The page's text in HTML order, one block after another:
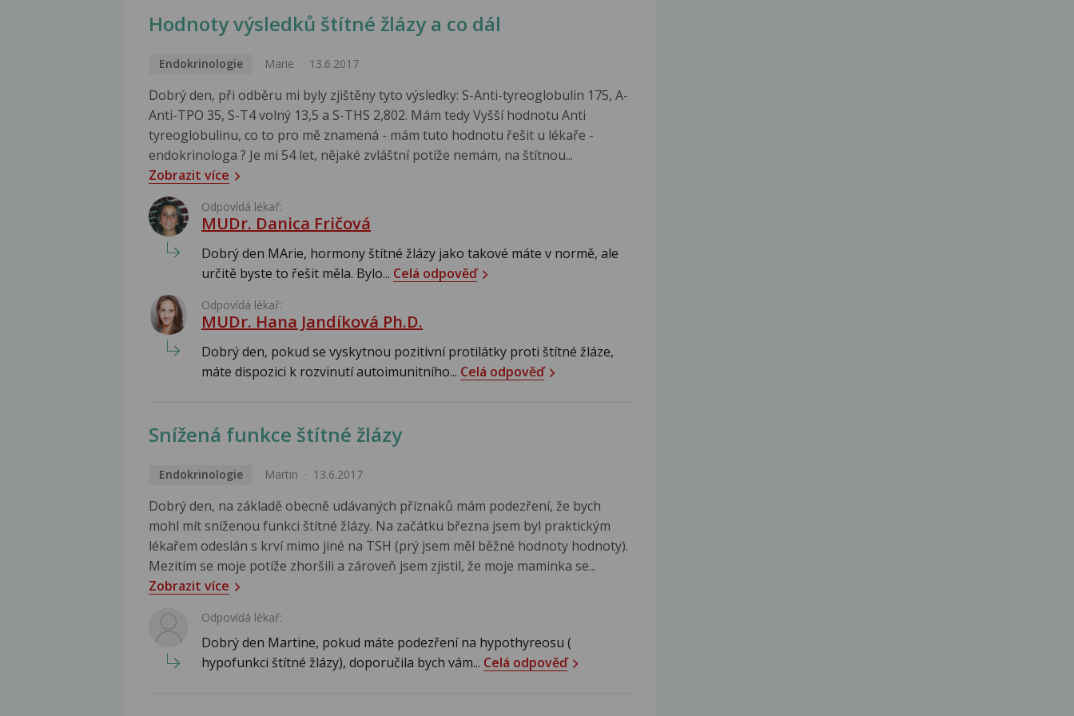
Hodnoty výsledků štítné žlázy a co dál
Endokrinologie Marie 13.6.2017
Dobrý den, při odběru mi byly zjištěny tyto výsledky: S-Anti-tyreoglobulin 175, A-
Anti-TPO 35, S-T4 volný 13,5 a S-THS 2,802. Mám tedy Vyšší hodnotu Anti
tyreoglobulinu, co to pro mě znamená - mám tuto hodnotu řešit u lékaře -
endokrinologa ? Je mi 54 let, nějaké zvláštní potíže nemám, na štítnou...
Zobrazit více
Odpovídá lékař:
MUDr. Danica Fričová
Dobrý den MArie, hormony štítné žlázy jako takové máte v normě, ale
určitě byste to řešit měla. Bylo... Celá odpověď
Odpovídá lékař:
MUDr. Hana Jandíková Ph.D.
Dobrý den, pokud se vyskytnou pozitivní protilátky proti štítné žláze,
máte dispozici k rozvinutí autoimunitního... Celá odpověď
Snížená funkce štítné žlázy
Endokrinologie Martin 13.6.2017
Dobrý den, na základě obecně udávaných příznaků mám podezření, že bych
mohl mít sníženou funkci štítné žlázy. Na začátku března jsem byl praktickým
lékařem odeslán s krví mimo jiné na TSH (prý jsem měl běžné hodnoty hodnoty).
Mezitím se moje potíže zhoršili a zároveň jsem zjistil, že moje maminka se...
Zobrazit více
Odpovídá lékař:
Dobrý den Martine, pokud máte podezření na hypothyreosu (
hypofunkci štítné žlázy), doporučila bych vám... Celá odpověď